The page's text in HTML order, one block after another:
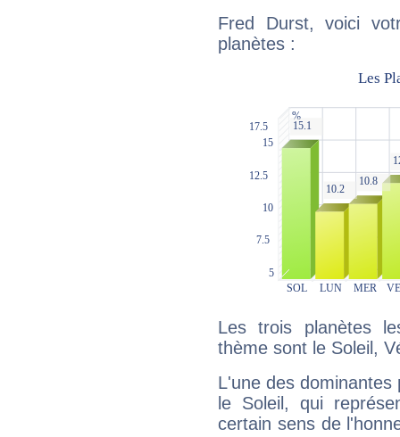
Fred Durst, voici
planètes :
Les trois planètes
thème sont le Soleil,
L'une des
le Soleil, qui
certain sens de